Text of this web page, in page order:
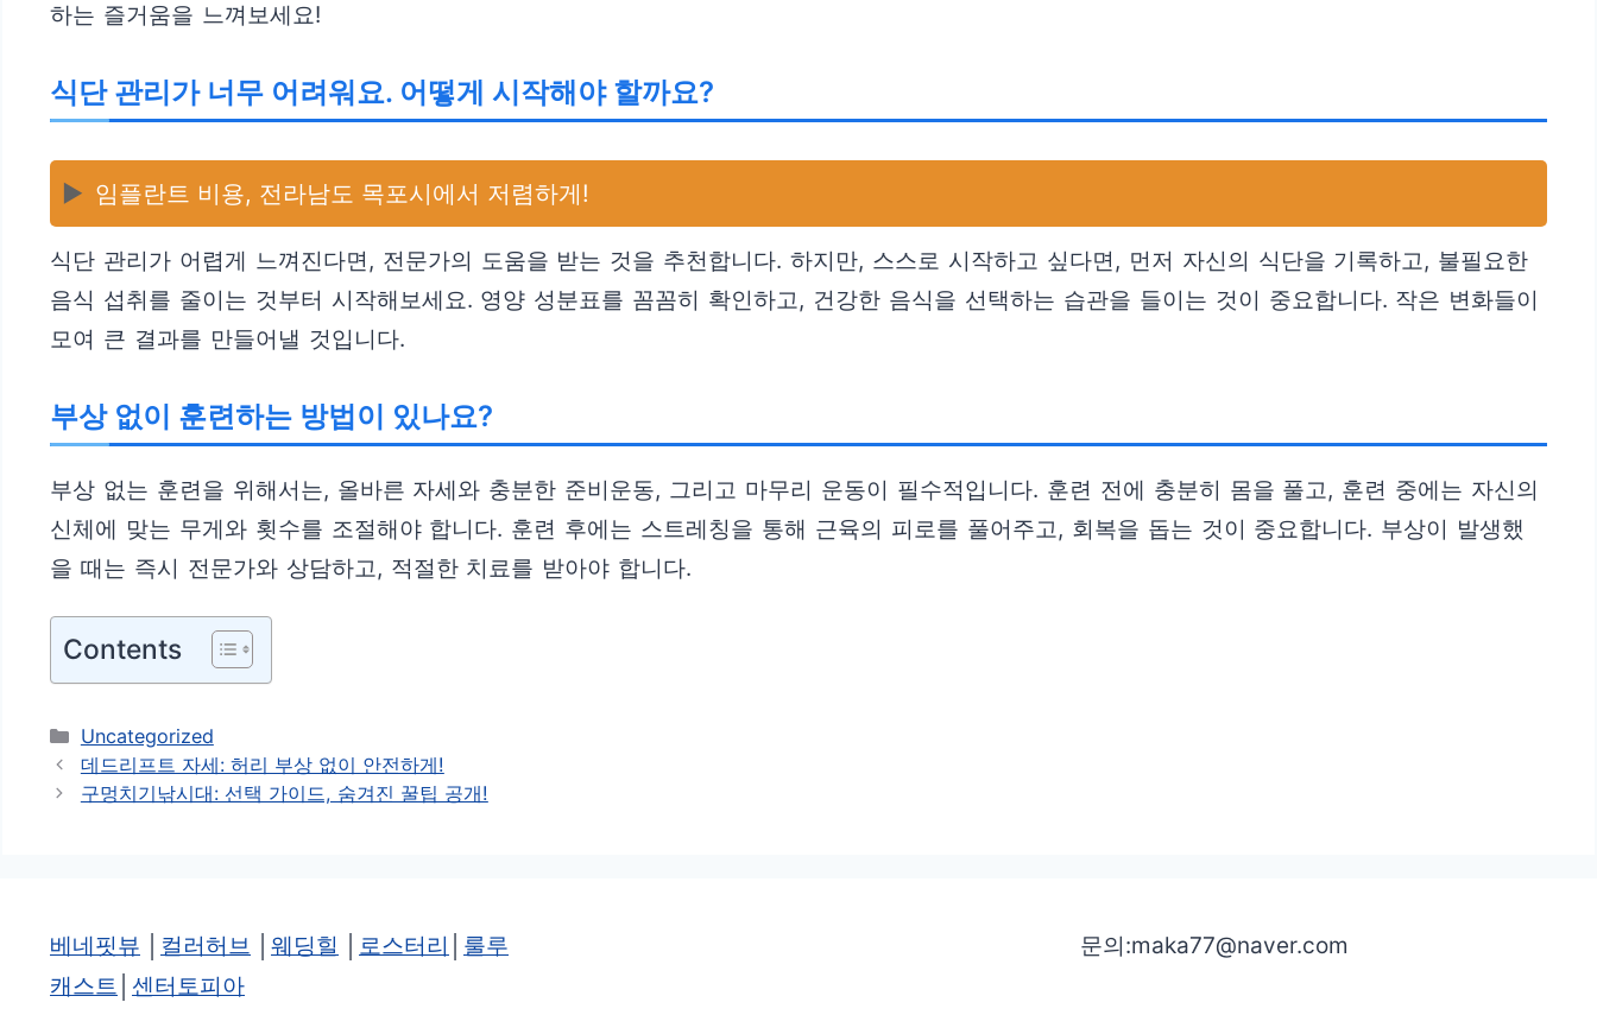
하는 즐거움을 느껴보세요!
식단 관리가 너무 어려워요. 어떻게 시작해야 할까요?
▶️ 임플란트 비용, 전라남도 목포시에서 저렴하게!
식단 관리가 어렵게 느껴진다면, 전문가의 도움을 받는 것을 추천합니다. 하지만, 스스로 시작하고 싶다면, 먼저 자신의 식단을 기록하고, 불필요한
음식 섭취를 줄이는 것부터 시작해보세요. 영양 성분표를 꼼꼼히 확인하고, 건강한 음식을 선택하는 습관을 들이는 것이 중요합니다. 작은 변화들이
모여 큰 결과를 만들어낼 것입니다.
부상 없이 훈련하는 방법이 있나요?
부상 없는 훈련을 위해서는, 올바른 자세와 충분한 준비운동, 그리고 마무리 운동이 필수적입니다. 훈련 전에 충분히 몸을 풀고, 훈련 중에는 자신의
신체에 맞는 무게와 횟수를 조절해야 합니다. 훈련 후에는 스트레칭을 통해 근육의 피로를 풀어주고, 회복을 돕는 것이 중요합니다. 부상이 발생했
을 때는 즉시 전문가와 상담하고, 적절한 치료를 받아야 합니다.
Contents
카
테
고
Uncategorized
데드리프트 자세: 허리 부상 없이 안전하게!
구멍치기낚시대: 선택 가이드, 숨겨진 꿀팁 공개!
베네핏뷰 컬러허브 웨딩힐 로스터리
룰루
캐스트
센터토피아
문의:maka77@naver.com